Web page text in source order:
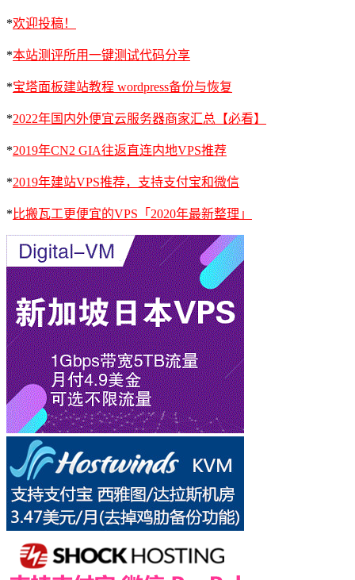
*欢迎投稿！
*本站测评所用一键测试代码分享
*宝塔面板建站教程 wordpress备份与恢复
*2022年国内外便宜云服务器商家汇总【必看】
*2019年CN2 GIA往返直连内地VPS推荐
*2019年建站VPS推荐，支持支付宝和微信
* 比搬瓦工更便宜的VPS「2020年最新整理」